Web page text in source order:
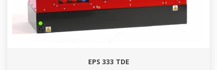
EPS 333 TDE